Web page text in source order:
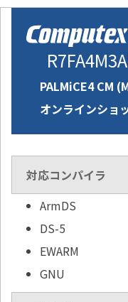
PALMiCE4 CM
オンラインショ
対応コンパイラ
ArmDS
DS-5
EWARM
GNU